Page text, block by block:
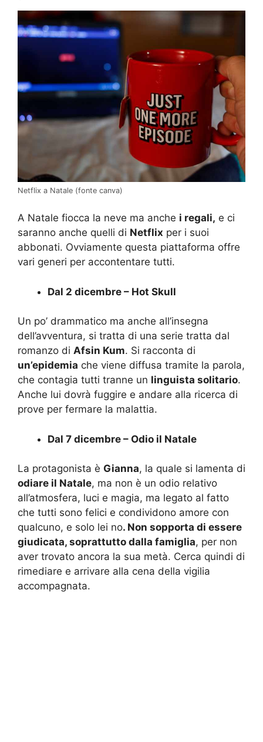
Netflix a Natale (fonte canva)
A Natale fiocca la neve ma anche i regali, e ci
saranno anche quelli di Netflix per i suoi
abbonati. Ovviamente questa piattaforma offre
vari generi per accontentare tutti.
Dal 2 dicembre – Hot Skull
Un po’ drammatico ma anche all’insegna
dell’avventura, si tratta di una serie tratta dal
romanzo di Afsin Kum. Si racconta di
un’epidemia che viene diffusa tramite la parola,
che contagia tutti tranne un linguista solitario.
Anche lui dovrà fuggire e andare alla ricerca di
prove per fermare la malattia.
Dal 7 dicembre – Odio il Natale
La protagonista è Gianna, la quale si lamenta di
odiare il Natale, ma non è un odio relativo
all’atmosfera, luci e magia, ma legato al fatto
che tutti sono felici e condividono amore con
qualcuno, e solo lei no. Non sopporta di essere
giudicata, soprattutto dalla famiglia, per non
aver trovato ancora la sua metà. Cerca quindi di
rimediare e arrivare alla cena della vigilia
accompagnata.